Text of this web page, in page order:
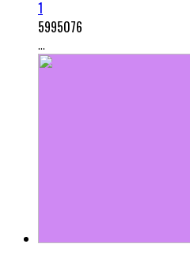
1
5995076
...